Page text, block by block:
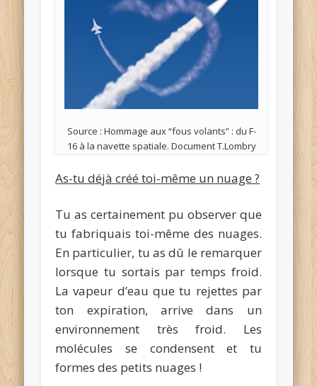
Source : Hommage aux “fous volants” : du F-
16 à la navette spatiale. Document T.Lombry
As-tu déjà créé toi-même un nuage ?
Tu as certainement pu observer que
tu fabriquais toi-même des nuages.
En particulier, tu as dû le remarquer
lorsque tu sortais par temps froid.
La vapeur d’eau que tu rejettes par
ton expiration, arrive dans un
environnement très froid. Les
molécules se condensent et tu
formes des petits nuages !